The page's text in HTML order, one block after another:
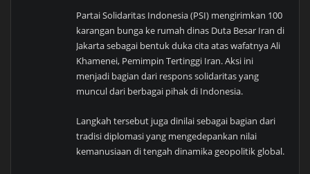
Partai Solidaritas Indonesia (PSI) mengirimkan 100
karangan bunga ke rumah dinas Duta Besar Iran di
Jakarta sebagai bentuk duka cita atas wafatnya Ali
Khamenei, Pemimpin Tertinggi Iran. Aksi ini
menjadi bagian dari respons solidaritas yang
muncul dari berbagai pihak di Indonesia.
Langkah tersebut juga dinilai sebagai bagian dari
tradisi diplomasi yang mengedepankan nilai
kemanusiaan di tengah dinamika geopolitik global.